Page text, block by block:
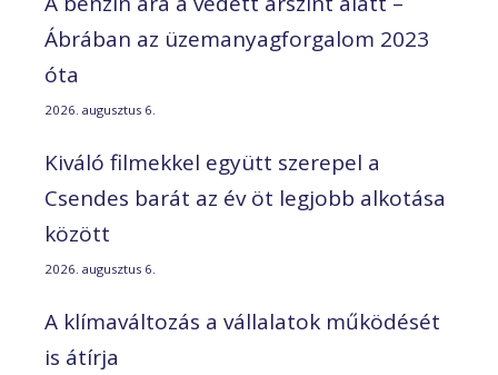
Ábrában az üzemanyagforgalom 2023
óta
2026. augusztus 6.
Kiváló filmekkel együtt szerepel a
Csendes barát az év öt legjobb alkotása
között
2026. augusztus 6.
A klímaváltozás a vállalatok működését
is átírja